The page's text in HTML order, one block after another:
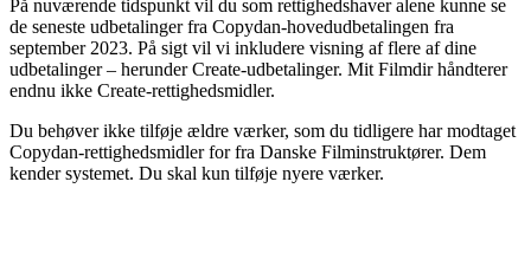
På nuværende tidspunkt vil du som rettighedshaver alene kunne se
de seneste udbetalinger fra Copydan-hovedudbetalingen fra
september 2023. På sigt vil vi inkludere visning af flere af dine
udbetalinger – herunder Create-udbetalinger. Mit Filmdir håndterer
endnu ikke Create-rettighedsmidler.
Du behøver ikke tilføje ældre værker, som du tidligere har modtaget
Copydan-rettighedsmidler for fra Danske Filminstruktører. Dem
kender systemet. Du skal kun tilføje nyere værker.